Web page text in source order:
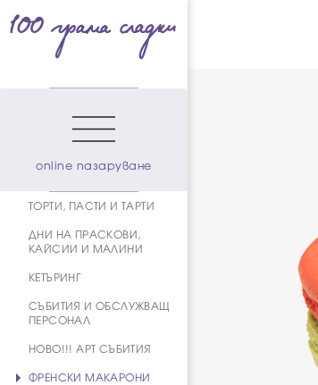
online пазаруване
ТОРТИ, ПАСТИ И ТАРТИ
ДНИ НА ПРАСКОВИ,
КАЙСИИ И МАЛИНИ
КЕТЪРИНГ
СЪБИТИЯ И ОБСЛУЖВАЩ
ПЕРСОНАЛ
НОВО!!! АРТ СЪБИТИЯ
ФРЕНСКИ МАКАРОНИ